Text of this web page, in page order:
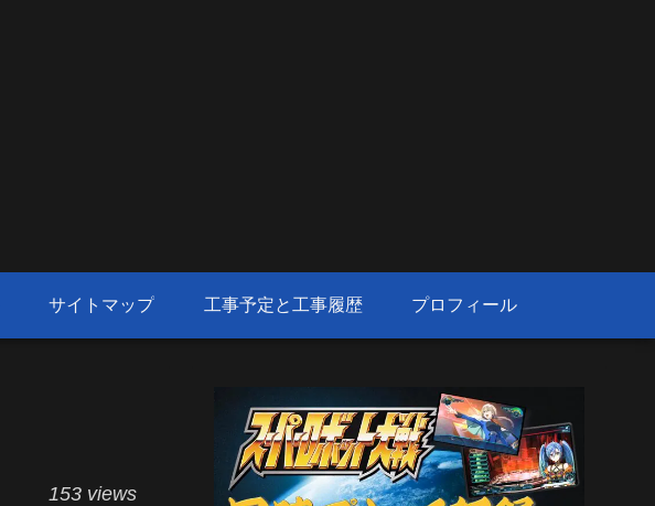
サイトマップ 工事予定と工事履歴 プロフィール
153 views